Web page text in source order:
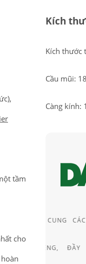
tầm
cho
Kích
Kích thước
Cầu mũi: 18
Càng kính:
KÍNH